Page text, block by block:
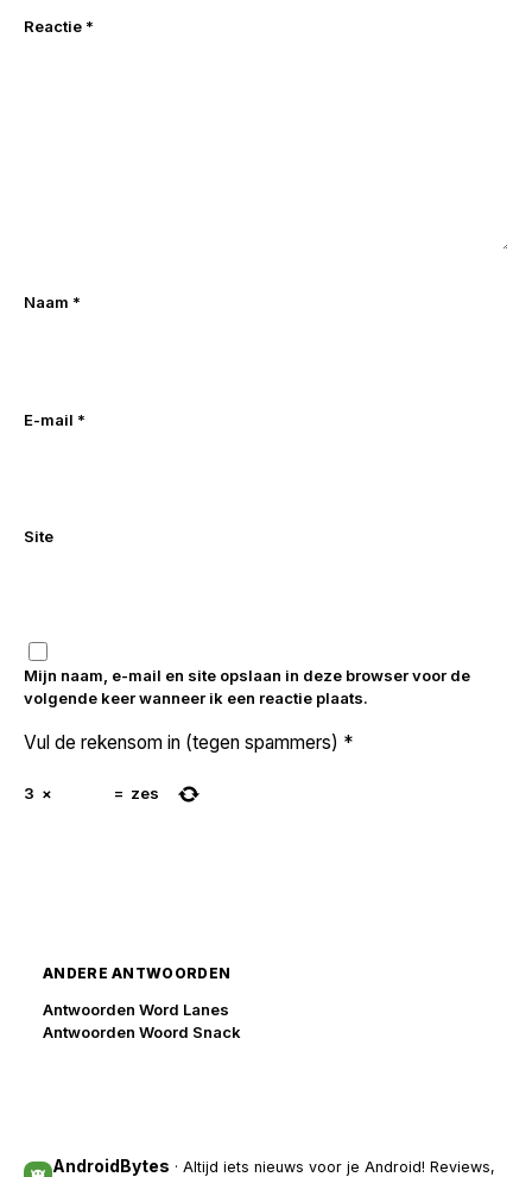
Reactie *
Naam *
E-mail *
Site
Mijn naam, e-mail en site opslaan in deze browser voor de
volgende keer wanneer ik een reactie plaats.
Vul de rekensom in (tegen spammers) *
3 × = zes
ANDERE ANTWOORDEN
Antwoorden Word Lanes
Antwoorden Woord Snack
AndroidBytes · Altijd iets nieuws voor je Android! Reviews,